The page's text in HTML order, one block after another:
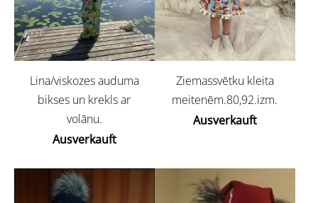
Lina/viskozes auduma
bikses un krekls ar
volānu.
Ausverkauft
Ziemassvētku kleita
meitenēm.80,92.izm.
Ausverkauft